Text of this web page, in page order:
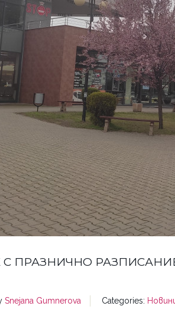
С ПРАЗНИЧНО
Snejana Gumnerova Categories: